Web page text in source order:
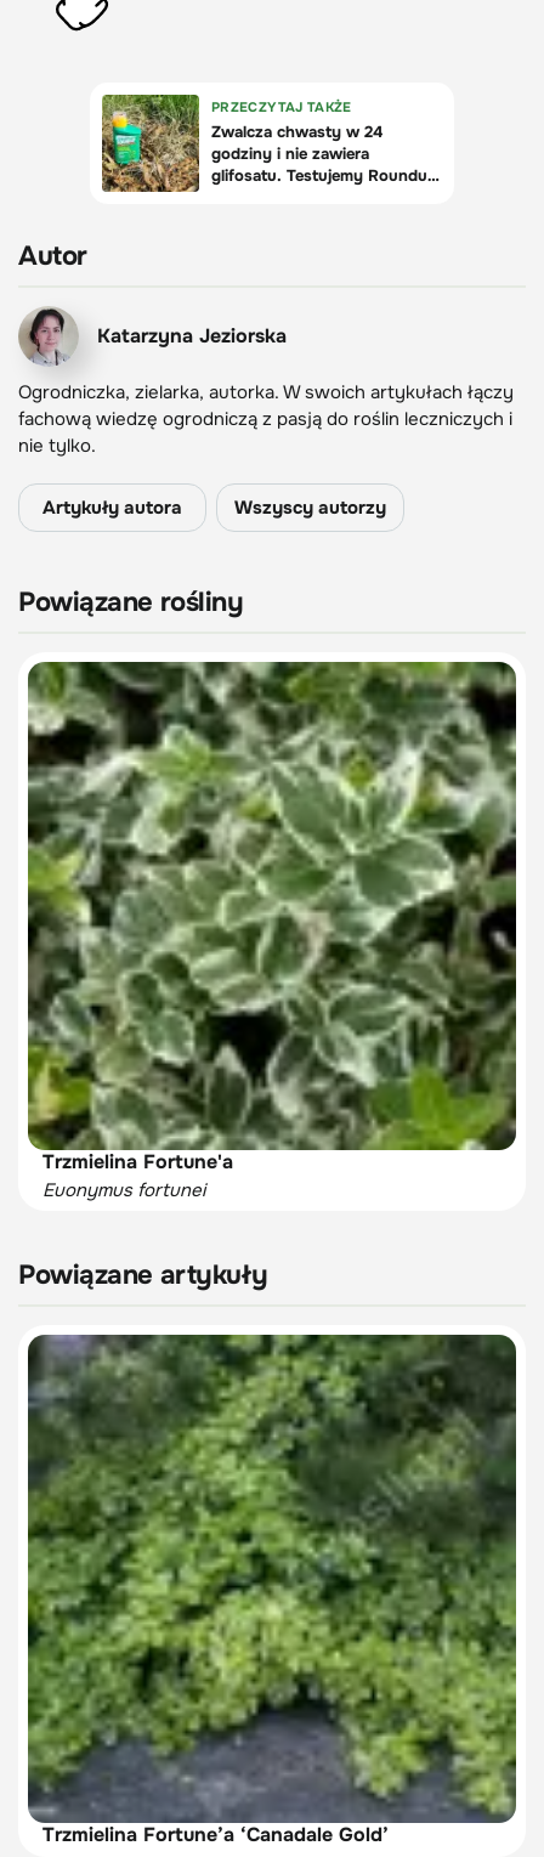
Autor
Katarzyna Jeziorska
Ogrodniczka, zielarka, autorka. W swoich artykułach łączy
fachową wiedzę ogrodniczą z pasją do roślin leczniczych i
nie tylko.
Artykuły autora Wszyscy autorzy
Powiązane rośliny
Trzmielina Fortune'a
Euonymus fortunei
Powiązane artykuły
Trzmielina Fortune’a ‘Canadale Gold’